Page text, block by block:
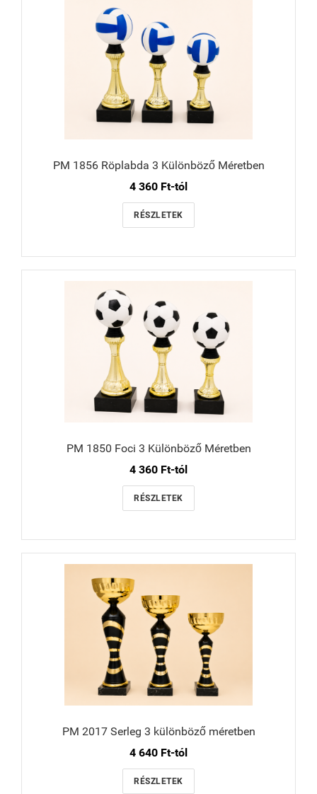
PM 1856 Röplabda 3 Különböző Méretben
4 360 Ft-tól
RÉSZLETEK
PM 1850 Foci 3 Különböző Méretben
4 360 Ft-tól
RÉSZLETEK
PM 2017 Serleg 3 különböző méretben
4 640 Ft-tól
RÉSZLETEK